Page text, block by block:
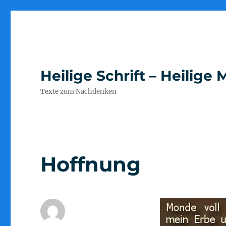
Heilige Schrift – Heilige
Texte zum Nachdenken
Hoffnung